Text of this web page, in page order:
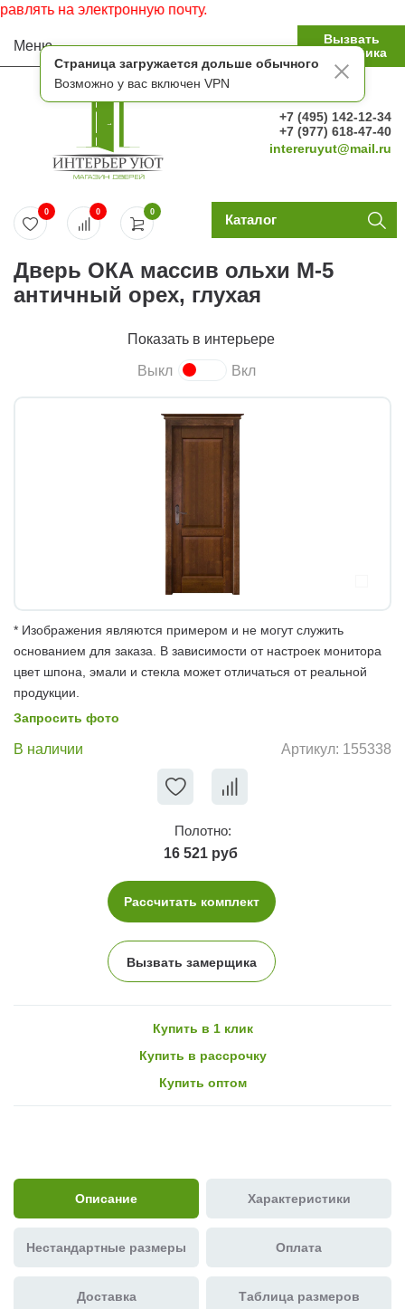
Страница загружается дольше обычного
Возможно у вас включен VPN
на электронную почту.
Меню
Вызвать
замерщика
+7 (495) 142-12-34
+7 (977) 618-47-40
intereruyut@mail.ru
0
0 0 Каталог
Дверь ОКА массив ольхи М-5
античный орех, глухая
Показать в интерьере
Выкл Вкл
* Изображения являются примером и не могут служить
основанием для заказа. В зависимости от настроек монитора
цвет шпона, эмали и стекла может отличаться от реальной
продукции.
Запросить фото
В наличии Артикул: 155338
Полотно:
16 521 руб
Рассчитать комплект
Вызвать замерщика
Купить в 1 клик
Купить в рассрочку
Купить оптом
Описание Характеристики
Нестандартные размеры Оплата
Доставка Таблица размеров